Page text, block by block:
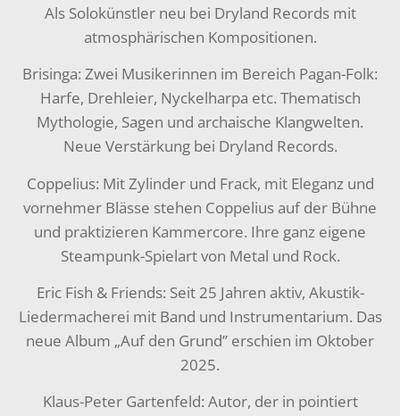
Als Solokünstler neu bei Dryland Records mit
atmosphärischen Kompositionen.
Brisinga: Zwei Musikerinnen im Bereich Pagan-Folk:
Harfe, Drehleier, Nyckelharpa etc. Thematisch
Mythologie, Sagen und archaische Klangwelten.
Neue Verstärkung bei Dryland Records.
Coppelius: Mit Zylinder und Frack, mit Eleganz und
vornehmer Blässe stehen Coppelius auf der Bühne
und praktizieren Kammercore. Ihre ganz eigene
Steampunk-Spielart von Metal und Rock.
Eric Fish & Friends: Seit 25 Jahren aktiv, Akustik-
Liedermacherei mit Band und Instrumentarium. Das
neue Album „Auf den Grund” erschien im Oktober
2025.
Klaus-Peter Gartenfeld: Autor, der in pointiert